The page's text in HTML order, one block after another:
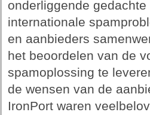
onderliggende
internationale
en aanbieders
het beoordelen van de
spamoplossing te
de wensen van de
IronPort waren